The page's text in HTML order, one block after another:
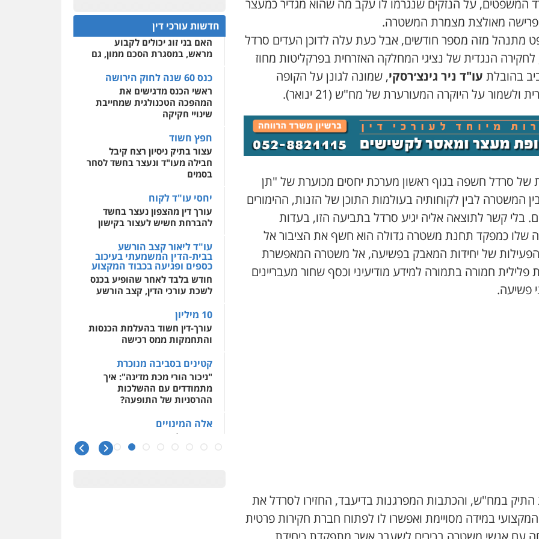
המשפטים, על הנזקים שנגרמו לו עקב מה שהוא מגדיר כמעצר
מאולצת מצמרת המשטרה.
מתנהל מזה מספר חודשים, אבל כעת עלה לדוכן העדים סרדל
הנגדית של נציגי המחלקה האזרחית בפרקליטות מחוז
בהובלת עו"ד ניר גינצ׳רסקי, שמונה לגונן על הקופה
ולשמור על היוקרה המעורערת של מח"ש (21 ינואר).
של סרדל חשפה בגוף ראשון מערכת יחסים מכוערת של "תן
המשטרה לבין לקוחותיה בעולמות התוכן של הזנות, ההימורים
בלי קשר לתוצאה אליה יגיע סרדל בתביעה הזו, בעדות
שלו כמפקד תחנת משטרה גדולה הוא חשף את הציבור אל
של יחידות המאבק בפשיעה, אל משטרה המאפשרת
פלילית חמורה בתמורה למידע מודיעיני וכסף שחור מעבריינים
פשיעה.
התיק במח"ש, והכתבות המפרגנות בדיעבד, החזירו לסרדל את
המקצועי במידה מסויימת ואפשרו לו לפתוח חברת חקירות פרטית
0505430819
מצגר ושות', חברת עורכי
דין
נדל"ן / עסקים משפחה
תעבורה כלכלי הוצאה
לפועל
עו"ד בן ממן
פלילי אסירים חקירות
ומעצרים סייבר ניהול
0506355388
עו"ד דרוויש נאשף
פלילי פשיעה חמורה
אדם
0527448141
פלילי
0523379525
עו"ד אריה פטר
לשעבר סגן מנהל המחלקה
הפלילית בפרקליטות המדינה
עו"ד אביגדור פלדמן
0522508109
אחסון אתרים
מהירות הגנה גיבוי
לעורכי דין
מרכז התחלה חדשה
שירותים מקצועיים לעורכי
דין
0544500346
חדשות עורכי דין
המתח שבין חוק יחסי ממון
לבין חוק הירושה
האם בני זוג יכולים לקבוע
מראש, במסגרת הסכם ממון, גם
כנס 60 שנה לחוק הירושה
ראשי הכנס מדגישים את
המהפכה הטכנולגית שמחייבת
שינויי חקיקה
חפץ חשוד
עצור בתיק ניסיון רצח קיבל
חבילה מעו"ד ונעצר בחשד לסחר
בסמים
יחסי עו"ד לקוח
עורך דין מהצפון נעצר בחשד
להברחת חשיש לעצור בקישון
עו"ד ליאור קצב הורשע
בבית-הדין המשמעתי בעיכוב
כספים ופגיעה בכבוד המקצוע
חודש בלבד לאחר שהופיע בכנס
לשכת עורכי הדין, קצב הורשע
10 מיליון
עורך-דין חשוד בהעלמת הכנסות
והתחמקות ממס רכישה
קטינים בסביבה מנוכרת
"ניכור הורי מכת מדינה": איך
מתמודדים עם ההשלכות
ההרסניות של התופעה?
אלה המינויים
הוועדה לבחירת שופטים בחרה
26 שופטים ורשמים נוספים